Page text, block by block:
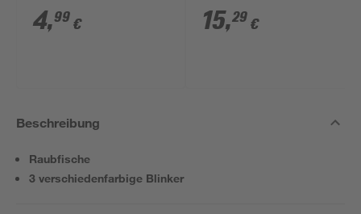
4,99 € 15,29 €
Beschreibung
Raubfische
3 verschiedenfarbige Blinker